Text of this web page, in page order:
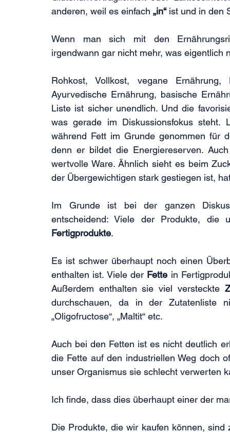
anderen, weil es einfach „in“ ist und in den
Wenn man sich mit den
irgendwann gar nicht mehr, was eigentlich
Rohkost, Vollkost, vegane
Ayurvedische Ernährung, basische
Liste ist sicher unendlich. Und die
was gerade im Diskussionsfokus
während Fett im Grunde genommen für
denn er bildet die Energiereserven.
wertvolle Ware. Ähnlich sieht es beim
der Übergewichtigen stark gestiegen ist,
Im Grunde ist bei der ganzen
Fertigprodukte.
Es ist schwer überhaupt noch einen
enthalten ist. Viele der Fette in
Außerdem enthalten sie viel versteckte
durchschauen, da in der Zutatenliste
„Oligofructose“, „Maltit“ etc.
Auch bei den Fetten ist es nicht deutlich
die Fette auf den industriellen Weg doch
unser Organismus sie schlecht verwerten
Ich finde, dass dies überhaupt einer der
Die Produkte, die wir kaufen können,